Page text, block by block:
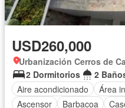
USD260,000
Urbanización Cerros de
2 Dormitorios
2
Aire acondicionado
Área
Ascensor
Barbacoa